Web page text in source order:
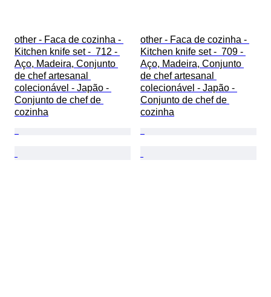
other - Faca de cozinha -
Kitchen knife set -  712 -
Aço, Madeira, Conjunto
de chef artesanal
colecionável - Japão -
Conjunto de chef de
cozinha
other - Faca de cozinha -
Kitchen knife set -  709 -
Aço, Madeira, Conjunto
de chef artesanal
colecionável - Japão -
Conjunto de chef de
cozinha